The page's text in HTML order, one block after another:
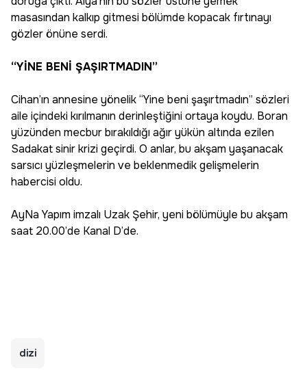
masasından kalkıp gitmesi bölümde kopacak fırtınayı
gözler önüne serdi.
“YİNE BENİ ŞAŞIRTMADIN”
Cihan’ın annesine yönelik “Yine beni şaşırtmadın” sözleri
aile içindeki kırılmanın derinleştiğini ortaya koydu. Boran
yüzünden mecbur bırakıldığı ağır yükün altında ezilen
Sadakat sinir krizi geçirdi. O anlar, bu akşam yaşanacak
sarsıcı yüzleşmelerin ve beklenmedik gelişmelerin
habercisi oldu.
AyNa Yapım imzalı Uzak Şehir, yeni bölümüyle bu akşam
saat 20.00’de Kanal D’de.
dizi